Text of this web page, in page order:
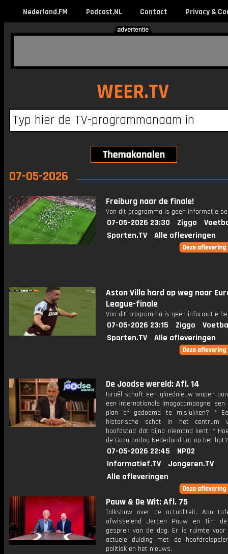
Nederland.FM Podcast.NL Contact Privacy &
WEER.TV
07-05-2026
Freiburg naar de finale!
Van dit programma is geen informatie
07-05-2026 23:30 Ziggo
Sporten.TV
Alle afleveringen
Aston Villa hard op weg naar
League-finale
Van dit programma is geen informatie
07-05-2026 23:15 Ziggo
Sporten.TV
Alle afleveringen
De Joodse wereld: Afl. 14
Israël schaft een gloednieuw wapen
een internationale imagocampagne: een
plan of gedoemd te mislukken? *
historische schat in het centrum
hoofdstad dat bijna niemand kent. *
de Gaza-oorlog Nederland tot op het bot?
07-05-2026 22:45
NPO2
Informatief.TV
Jongeren.TV
Alle afleveringen
Pauw & De Wit: Afl. 75
Talkshow over de actualiteit. Aan
afwisselend Jeroen Pauw en Tim
gesprek van de dag. Er is ruimte
actuele duiding met de
politiek en het nieuws.